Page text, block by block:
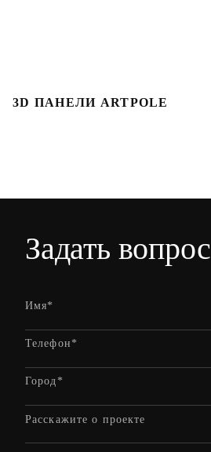
3D ПАНЕЛИ ARTPOLE
Задать вопрос